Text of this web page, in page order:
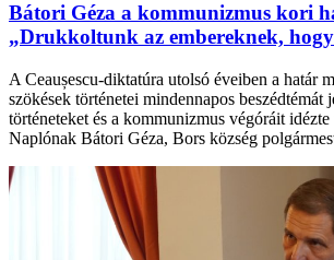
Bátori Géza a kommunizmus kori
„Drukkoltunk az embereknek,
A Ceaușescu-diktatúra utolsó éveiben a határ
szökések történetei mindennapos beszédtémát
történeteket és a kommunizmus végóráit
Naplónak Bátori Géza, Bors község